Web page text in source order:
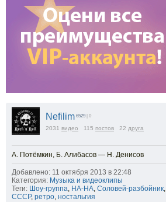
Nefilim 6529 | 0
2031 видео 115 постов 22 друга
А. Потёмкин, Б. Алибасов — Н. Денисов
Добавлено: 11 октября 2013 в 22:48
Категория: Музыка и видеоклипы
Теги: Шоу-группа, НА-НА, Соловей-разбойник,
СССР, ретро, ностальгия